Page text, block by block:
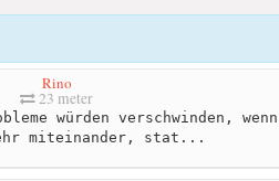
Rino
23 meter
würden verschwinden, wenn
miteinander, stat...